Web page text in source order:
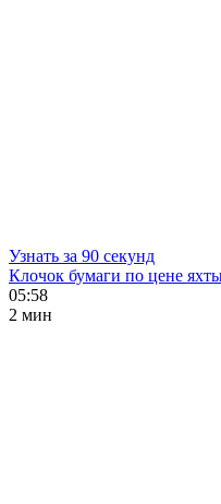
Узнать за 90 секунд
Клочок бумаги по цене
05:58
2 мин